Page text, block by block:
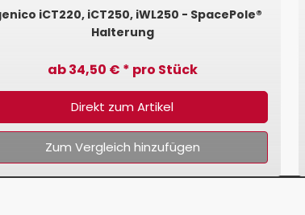
iCT220, iCT250, iWL250 - SpacePole®
Halterung
ab 34,50 € * pro Stück
Direkt zum Artikel
Zum Vergleich hinzufügen